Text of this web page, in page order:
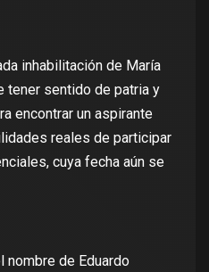
inhabilitación de María
tener sentido de patria y
encontrar un aspirante
reales de participar
cuya fecha aún se
de Eduardo